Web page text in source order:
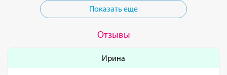
Показать еще
Отзывы
Ирина